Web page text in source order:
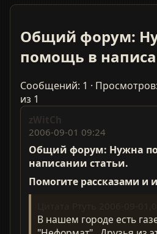
Общий форум:
помощь в
Сообщений: 1 ·
из 1
zWitCh
2006-09-01 09:24
Общий форум: Нужна
написании статьи.
Помогите рассказами и
В нашем городе есть